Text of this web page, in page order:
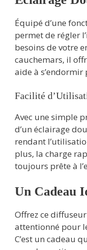
Équipé d’une
permet de régler
besoins de votre
cauchemars, il
aide à
Facilité
Avec une simple
d’un éclairage
rendant
plus, la charge
toujours prête à
Un Cadeau
Offrez ce
attentionné pour
C’est un cadeau